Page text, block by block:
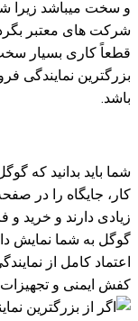
و سخت میباشد زیرا
شرکت های معتبر
قطعاً کاری بسیار سخت
بزرگترین نمایندگی
باشد.
شما باید بدانید که
کار، جایگاه را در
زیادی دارند و خرید و
گوگل به شما نمایش
اعتماد کامل از
کفش ایمنی و تجهیزات